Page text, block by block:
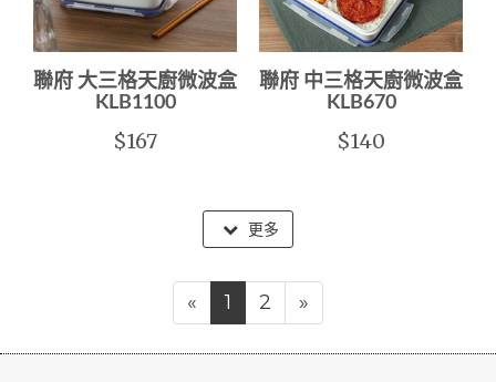
聯府 大三格天廚微波盒
KLB1100
$167
聯府 中三格天廚微波盒
KLB670
$140
更多
« 1 2 »